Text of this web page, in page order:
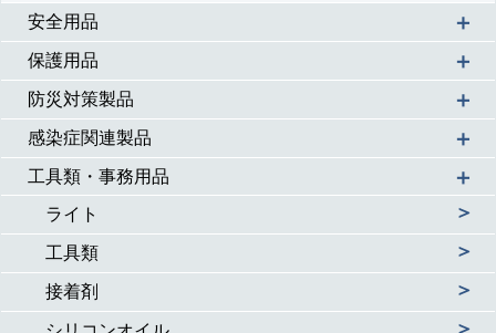
安全用品 ＋
保護用品 ＋
防災対策製品 ＋
感染症関連製品 ＋
工具類・事務用品 ＋
ライト ＞
工具類 ＞
接着剤 ＞